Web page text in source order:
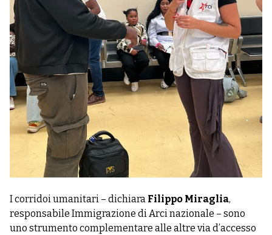
I corridoi umanitari – dichiara Filippo Miraglia,
responsabile Immigrazione di Arci nazionale – sono
uno strumento complementare alle altre via d’accesso